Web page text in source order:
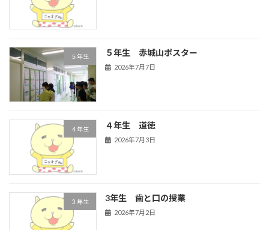
５年生 ５年生 赤城山ポスター
2026年7月7日
４年生 ４年生 道徳
2026年7月3日
３年生 3年生 歯と口の授業
2026年7月2日